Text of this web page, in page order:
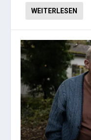
WEITERLESEN